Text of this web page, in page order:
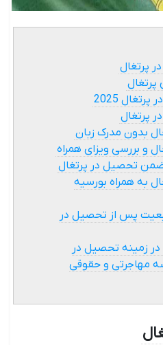
پرتغال
2025
پرتغال
بدون مدرک زبان
و بررسی ویزای همراه
تحصیل در پرتغال
به همراه بورسیه
پس از تحصیل در
در زمینه تحصیل در
مهاجرتی و حقوقی